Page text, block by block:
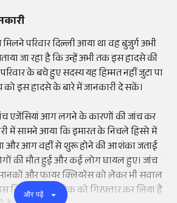
परिवार दिल्ली आया था वह बुजुर्ग अभी
जा रहा है कि उन्हें अभी तक इस हादसे की
के बचे हुए सदस्य यह हिम्मत नहीं जुटा पा
को इस हादसे के बारे में जानकारी दे सकें।
एजेंसियां आग लगने के कारणों की जांच कर
में सामने आया कि इमारत के निचले हिस्से में
था और आग वहीं से शुरू होने की आशंका जताई
की मौत हुई और कई लोग घायल हुए। जांच
और फायर क्लियरेंस को लेकर भी सवाल
बिल्डिंग के मालिक को गिरफ्तार कर लिया है
और पढ़ें